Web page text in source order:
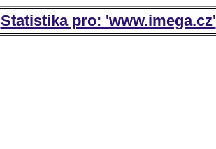
Statistika pro: 'www.imega.cz'